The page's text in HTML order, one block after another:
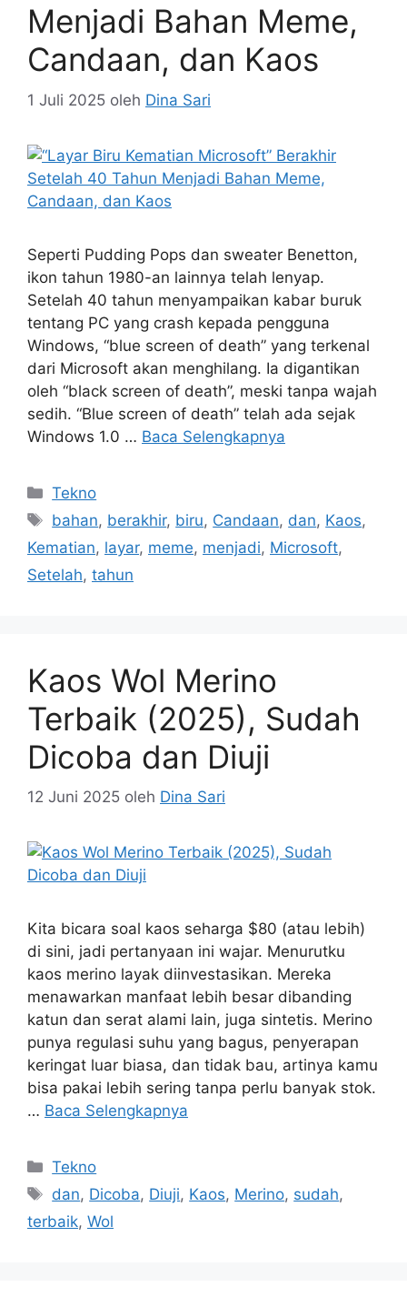
Menjadi Bahan Meme,
Candaan, dan Kaos
1 Juli 2025 oleh Dina Sari
Seperti Pudding Pops dan sweater Benetton,
ikon tahun 1980-an lainnya telah lenyap.
Setelah 40 tahun menyampaikan kabar buruk
tentang PC yang crash kepada pengguna
Windows, “blue screen of death” yang terkenal
dari Microsoft akan menghilang. Ia digantikan
oleh “black screen of death”, meski tanpa wajah
sedih. “Blue screen of death” telah ada sejak
Windows 1.0 … Baca Selengkapnya
Kategori
Tekno
Tag
bahan, berakhir, biru, Candaan, dan, Kaos,
Kematian, layar, meme, menjadi, Microsoft,
Setelah, tahun
Kaos Wol Merino
Terbaik (2025), Sudah
Dicoba dan Diuji
12 Juni 2025 oleh Dina Sari
Kita bicara soal kaos seharga $80 (atau lebih)
di sini, jadi pertanyaan ini wajar. Menurutku
kaos merino layak diinvestasikan. Mereka
menawarkan manfaat lebih besar dibanding
katun dan serat alami lain, juga sintetis. Merino
punya regulasi suhu yang bagus, penyerapan
keringat luar biasa, dan tidak bau, artinya kamu
bisa pakai lebih sering tanpa perlu banyak stok.
… Baca Selengkapnya
Kategori
Tekno
Tag
dan, Dicoba, Diuji, Kaos, Merino, sudah,
terbaik, Wol